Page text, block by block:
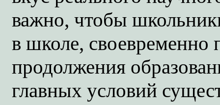
важно, чтобы
в школе,
продолжения
главных условий